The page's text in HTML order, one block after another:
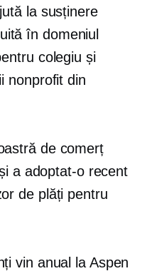
la susținere
în domeniul
colegiu și
nonprofit din
de comerț
a adoptat-o ​​recent
de plăți pentru
vin anual la Aspen